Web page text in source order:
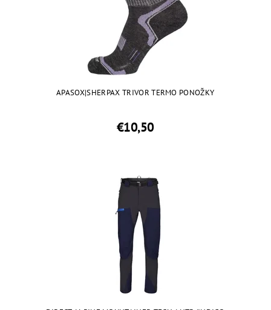
APASOX|SHERPAX TRIVOR TERMO PONOŽKY
€10,50